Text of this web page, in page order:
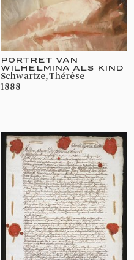
PORTRET VAN
WILHELMINA ALS KIND
Schwartze, Thérèse
1888